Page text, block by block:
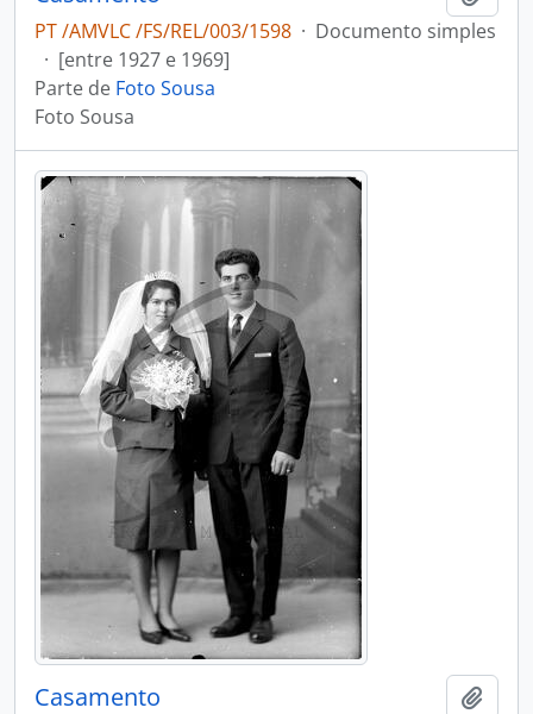
PT /AMVLC /FS/REL/003/1598 · Documento simples
· [entre 1927 e 1969]
Parte de Foto Sousa
Foto Sousa
Casamento